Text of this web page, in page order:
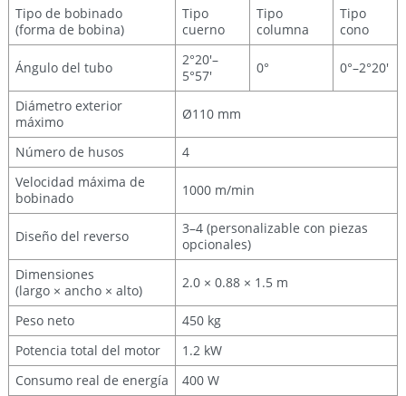
Tipo de bobinado
(forma de bobina)
Tipo
cuerno
Tipo
columna
Tipo
cono
Ángulo del tubo
2°20′–
5°57′
0° 0°–2°20′
Diámetro exterior
máximo
Ø110 mm
Número de husos
4
Velocidad máxima de
bobinado
1000 m/min
Diseño del reverso
3–4 (personalizable con piezas
opcionales)
Dimensiones
(largo × ancho × alto)
2.0 × 0.88 × 1.5 m
Peso neto
450 kg
Potencia total del motor
1.2 kW
Consumo real de energía
400 W